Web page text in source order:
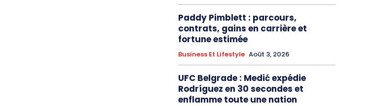
Paddy Pimblett : parcours,
contrats, gains en carrière et
fortune estimée
Business Et Lifestyle Août 3, 2026
UFC Belgrade : Medić expédie
Rodríguez en 30 secondes et
enflamme toute une nation